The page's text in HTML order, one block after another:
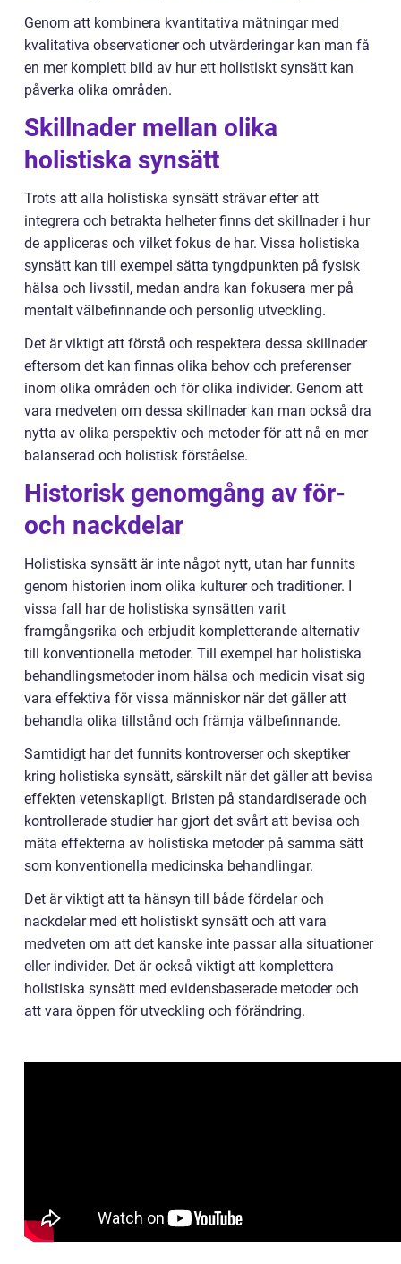
Genom att kombinera kvantitativa mätningar med
kvalitativa observationer och utvärderingar kan man få
en mer komplett bild av hur ett holistiskt synsätt kan
påverka olika områden.
Skillnader mellan olika
holistiska synsätt
Trots att alla holistiska synsätt strävar efter att
integrera och betrakta helheter finns det skillnader i hur
de appliceras och vilket fokus de har. Vissa holistiska
synsätt kan till exempel sätta tyngdpunkten på fysisk
hälsa och livsstil, medan andra kan fokusera mer på
mentalt välbefinnande och personlig utveckling.
Det är viktigt att förstå och respektera dessa skillnader
eftersom det kan finnas olika behov och preferenser
inom olika områden och för olika individer. Genom att
vara medveten om dessa skillnader kan man också dra
nytta av olika perspektiv och metoder för att nå en mer
balanserad och holistisk förståelse.
Historisk genomgång av för-
och nackdelar
Holistiska synsätt är inte något nytt, utan har funnits
genom historien inom olika kulturer och traditioner. I
vissa fall har de holistiska synsätten varit
framgångsrika och erbjudit kompletterande alternativ
till konventionella metoder. Till exempel har holistiska
behandlingsmetoder inom hälsa och medicin visat sig
vara effektiva för vissa människor när det gäller att
behandla olika tillstånd och främja välbefinnande.
Samtidigt har det funnits kontroverser och skeptiker
kring holistiska synsätt, särskilt när det gäller att bevisa
effekten vetenskapligt. Bristen på standardiserade och
kontrollerade studier har gjort det svårt att bevisa och
mäta effekterna av holistiska metoder på samma sätt
som konventionella medicinska behandlingar.
Det är viktigt att ta hänsyn till både fördelar och
nackdelar med ett holistiskt synsätt och att vara
medveten om att det kanske inte passar alla situationer
eller individer. Det är också viktigt att komplettera
holistiska synsätt med evidensbaserade metoder och
att vara öppen för utveckling och förändring.